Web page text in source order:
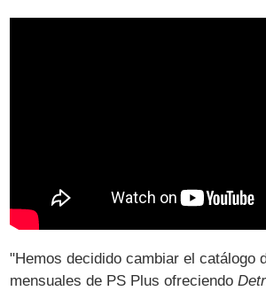
"Hemos decidido cambiar el catálogo
mensuales de PS Plus ofreciendo